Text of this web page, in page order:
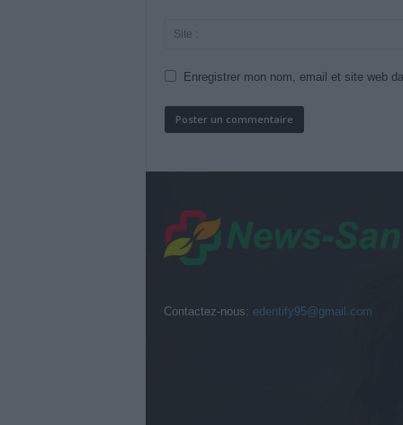
Enregistrer mon nom, email et site web
Contactez-nous: edentify95@gmail.com